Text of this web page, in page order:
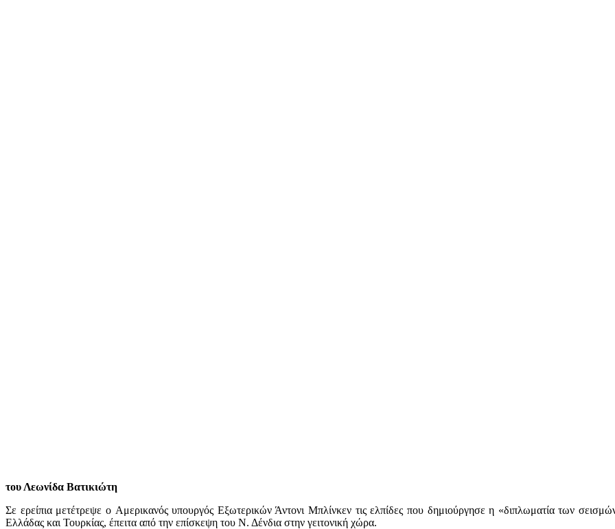
του Λεωνίδα Βατικιώτη
Σε ερείπια μετέτρεψε ο Aμερικανός υπουργός Εξωτερικών Άντονι Μπλίνκεν τις ελπίδες που δημιούργησε η «διπλωματία των
Ελλάδας και Τουρκίας, έπειτα από την επίσκεψη του Ν. Δένδια στην γειτονική χώρα.